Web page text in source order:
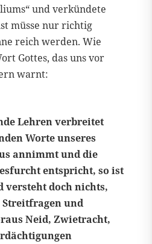
und verkündete
müsse nur richtig
reich werden. Wie
Gottes, das uns vor
warnt:
Lehren verbreitet
Worte unseres
annimmt und die
entspricht, so ist
versteht doch nichts,
und
Neid, Zwietracht,